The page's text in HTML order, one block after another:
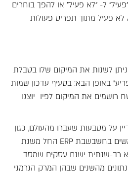
ל- "לא פעיל" או להפך בוחרים
לא פעיל מתוך תפריט פעולות
לשנות את המיקום שלו בטבלת
באופן הבא: בסעיף עדכון שמות
את המיקום לפיו יוצגו
על מטבעות שעברו מהעולם, כגון
מרק גרמני? עסקים משתמשים בחשבשבת ERP החל משנת
היא רב-שנתית ישנם עסקים שמסד
מהשנים שבהן המרק הגרמני